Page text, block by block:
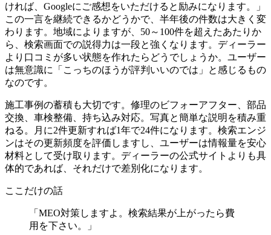
ければ、Googleにご感想をいただけると励みになります。」
この一言を継続できるかどうかで、半年後の件数は大きく変
わります。地域によりますが、50～100件を超えたあたりか
ら、検索画面での説得力は一段と強くなります。ディーラー
より口コミが多い状態を作れたらどうでしょうか。ユーザー
は無意識に「こっちのほうが評判いいのでは」と感じるもの
なのです。
施工事例の蓄積も大切です。修理のビフォーアフター、部品
交換、車検整備、持ち込み対応。写真と簡単な説明を積み重
ねる。月に2件更新すれば1年で24件になります。検索エンジ
ンはその更新頻度を評価しますし、ユーザーは情報量を安心
材料として受け取ります。ディーラーの公式サイトよりも具
体的であれば、それだけで差別化になります。
ここだけの話
「MEO対策しますよ。検索結果が上がったら費
用を下さい。」